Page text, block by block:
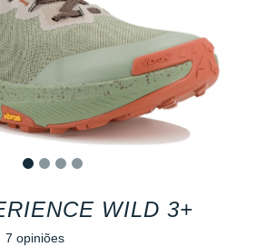
WILD 3+
7 opiniões